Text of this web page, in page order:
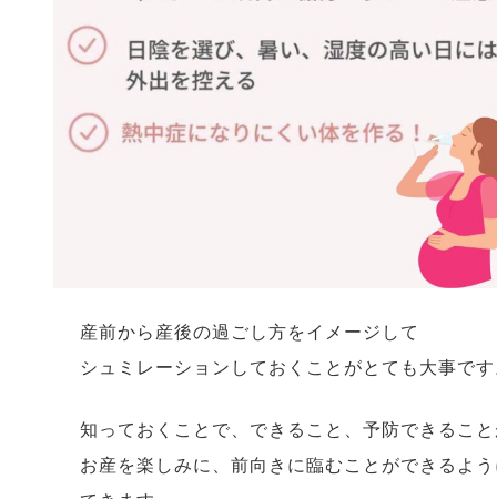
産前から産後の過ごし方をイメージして
シュミレーションしておくことがとても大事で
知っておくことで、できること、予防できるこ
お産を楽しみに、前向きに臨むことができるよ